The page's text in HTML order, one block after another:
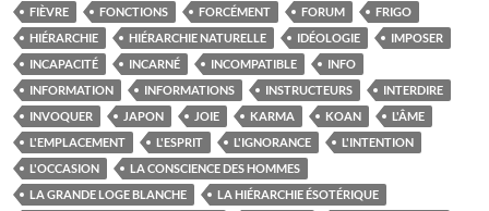
FIÈVRE
FONCTIONS FORCÉMENT FORUM
FRIGO
HIÉRARCHIE
HIÉRARCHIE NATURELLE IDÉOLOGIE
IMPOSER
INCAPACITÉ
INCARNÉ INCOMPATIBLE
INFO
INFORMATION
INFORMATIONS INSTRUCTEURS
INTERDIRE
INVOQUER
JAPON JOIE KARMA KOAN
L'ÂME
L'EMPLACEMENT
L'ESPRIT L'IGNORANCE
L'INTENTION
L'OCCASION
LA CONSCIENCE DES HOMMES
LA GRANDE LOGE BLANCHE
LA HIÉRARCHIE ÉSOTÉRIQUE